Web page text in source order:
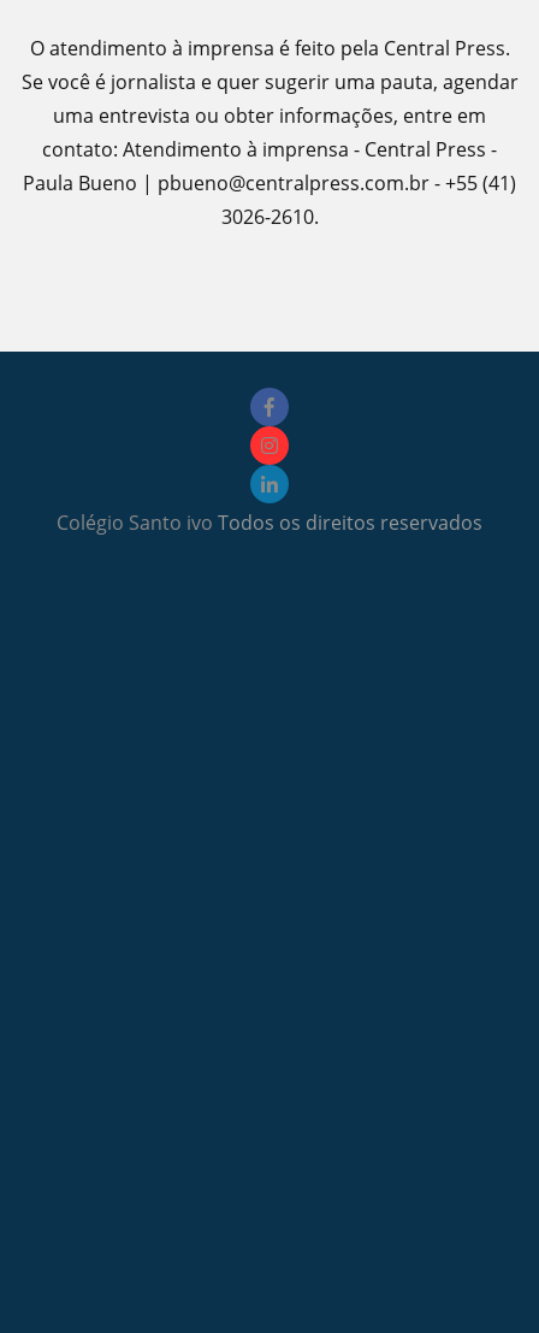
O atendimento à imprensa é feito pela Central Press.
Se você é jornalista e quer sugerir uma pauta, agendar
uma entrevista ou obter informações, entre em
contato: Atendimento à imprensa - Central Press -
Paula Bueno | pbueno@centralpress.com.br - +55 (41)
3026-2610.
Colégio Santo ivo Todos os direitos reservados